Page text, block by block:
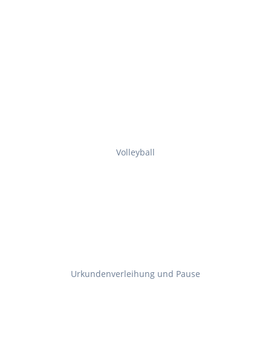
Volleyball
Urkundenverleihung und Pause